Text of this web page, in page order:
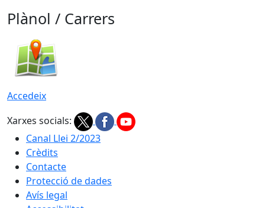
Plànol / Carrers
Accedeix
Xarxes socials:
Canal Llei 2/2023
Crèdits
Contacte
Protecció de dades
Avís legal